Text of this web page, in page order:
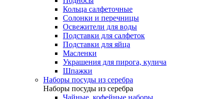
Кольца салфеточные
Солонки и перечницы
Освежители для воды
Подставки для салфеток
Подставки для яйца
Масленки
Украшения для пирога, кулича
Шпажки
Наборы посуды из серебра
Наборы посуды из серебра
Чайные, кофейные наборы